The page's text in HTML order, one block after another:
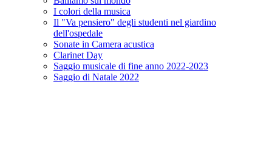
I colori della musica
Il "Va pensiero" degli studenti nel giardino
dell'ospedale
Sonate in Camera acustica
Clarinet Day
Saggio musicale di fine anno 2022-2023
Saggio di Natale 2022